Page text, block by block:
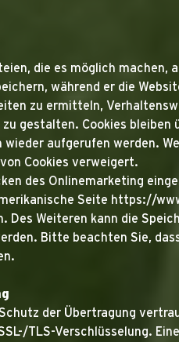
die es möglich machen,
während er die
zu ermitteln,
gestalten. Cookies bleiben
aufgerufen werden.
Cookies verweigert.
des Onlinemarketing
Seite https://
Weiteren kann die
Bitte beachten Sie,
der Übertragung
TLS-Verschlüsselung.